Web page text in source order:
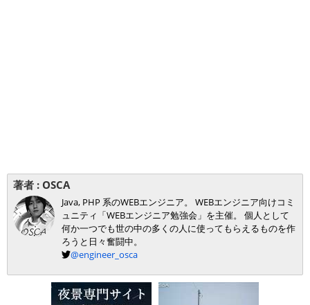
著者 : OSCA
Java, PHP 系のWEBエンジニア。 WEBエンジニア向けコミ
ュニティ「WEBエンジニア勉強会」を主催。 個人として
何か一つでも世の中の多くの人に使ってもらえるものを作
ろうと日々奮闘中。
@engineer_osca